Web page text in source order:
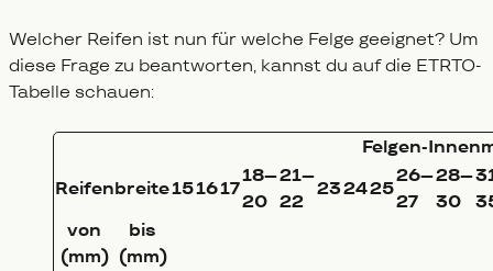
Welcher Reifen ist nun für welche Felge geeignet? Um
diese Frage zu beantworten, kannst du auf die ETRTO-
Tabelle schauen:
Felgen-
Reifenbreite151617
18–
20
21–
22
232425
26–
27
28–
30
von
(mm)
bis
(mm)